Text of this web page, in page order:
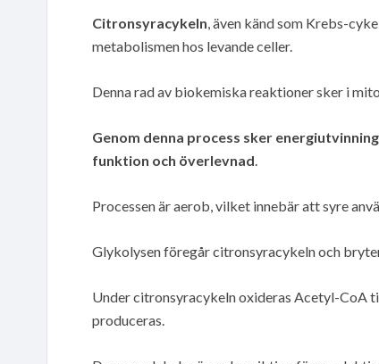
Citronsyracykeln, även känd som Krebs-
metabolismen hos levande celler.
Denna rad av biokemiska reaktioner sker i
Genom denna process sker
funktion och överlevnad.
Processen är aerob, vilket innebär att syre
Glykolysen föregår citronsyracykeln och
Under citronsyracykeln oxideras Acetyl-CoA
produceras.